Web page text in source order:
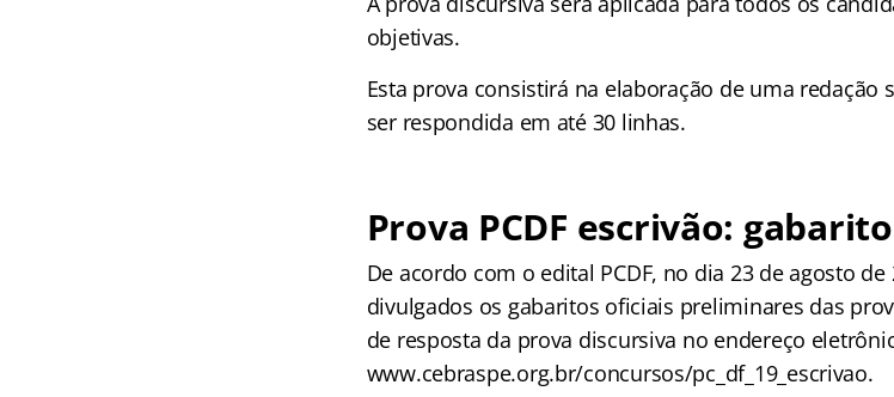
objetivas.
Esta prova consistirá na elaboração de uma redação
ser respondida em até 30 linhas.
Prova PCDF escrivão:
De acordo com o edital PCDF, no dia 23 de agosto
divulgados os gabaritos oficiais preliminares das
de resposta da prova discursiva no endereço
www.cebraspe.org.br/concursos/pc_df_19_escrivao.